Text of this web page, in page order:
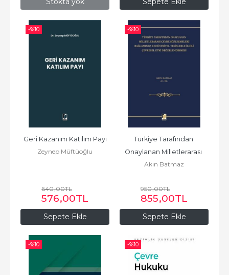
-%10
Sepete Ekle
Geri Kazanım Katılım Payı
Zeynep Müftüoğlu
640,00TL
576,00TL
-%10
Sepete Ekle
Türkiye Tarafından
Onaylanan Milletlerarası
Çevre Sözleşmeleri...
Akın Batmaz
950,00TL
855,00TL
-%10 -%10